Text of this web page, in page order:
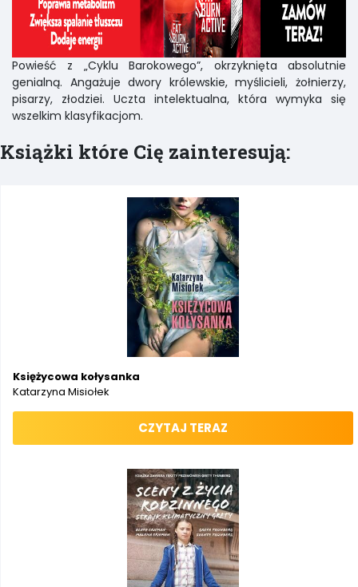
Powieść z „Cyklu Barokowego”, okrzyknięta absolutnie
genialną. Angażuje dwory królewskie, myślicieli, żołnierzy,
pisarzy, złodziei. Uczta intelektualna, która wymyka się
wszelkim klasyfikacjom.
Książki które Cię zainteresują:
Księżycowa kołysanka
Katarzyna Misiołek
CZYTAJ TERAZ